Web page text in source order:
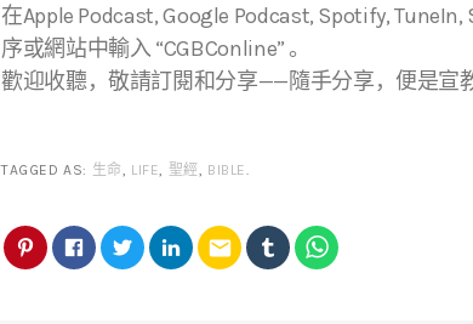
在Apple Podcast, Google Podcast, Spotify,
序或網站中輸入 “CGBConline” 。
歡迎收聽，敬請訂閱和分享——隨手分享，便是宣教
TAGGED AS: 生命 LIFE 聖經 BIBLE
email